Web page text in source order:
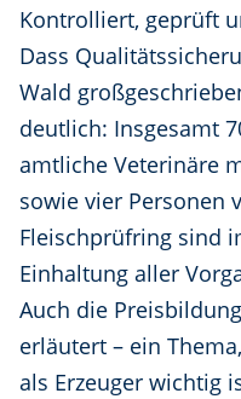
Kontrolliert, geprüft
Dass
Wald
deutlich: Insgesamt
amtliche Veterinäre
sowie vier Personen
Fleischprüfring sind
Einhaltung aller
Auch die
erläutert – ein
als Erzeuger wichtig